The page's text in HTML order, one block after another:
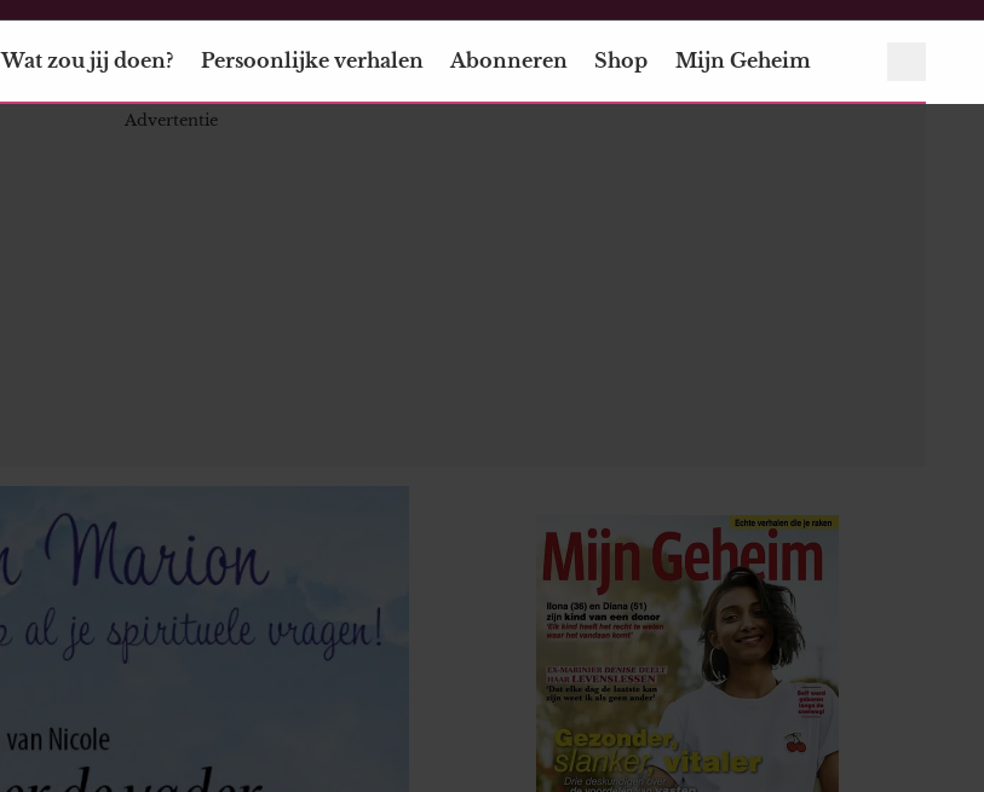
Wat zou jij doen? Persoonlijke verhalen Abonneren Shop Mijn Geheim